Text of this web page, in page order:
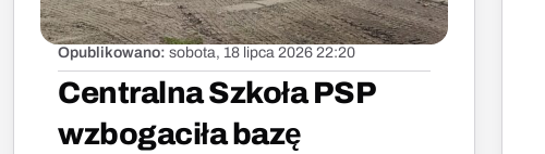
Opublikowano: sobota, 18 lipca 2026 22:20
Centralna Szkoła PSP
wzbogaciła bazę